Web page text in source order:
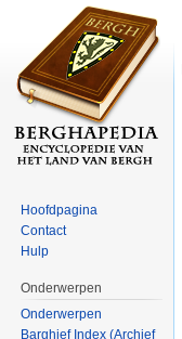
Hoofdpagina
Contact
Hulp
Onderwerpen
Onderwerpen
Barghief Index (Archief